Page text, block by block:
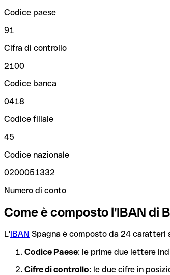
Codice paese
91
Cifra di controllo
2100
Codice banca
0418
Codice filiale
45
Codice nazionale
0200051332
Numero di conto
Come è composto l'IBAN di
L'IBAN Spagna è composto da 24 caratteri
Codice Paese: le prime due lettere
Cifre di controllo: le due cifre in